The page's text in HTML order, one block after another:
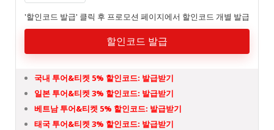
'할인코드 발급' 클릭 후 프로모션 페이지에서 할인코드 개별 발급
할인코드 발급
국내 투어&티켓 5% 할인코드: 발급받기
일본 투어&티켓 3% 할인코드: 발급받기
베트남 투어&티켓 5% 할인코드: 발급받기
태국 투어&티켓 3% 할인코드: 발급받기